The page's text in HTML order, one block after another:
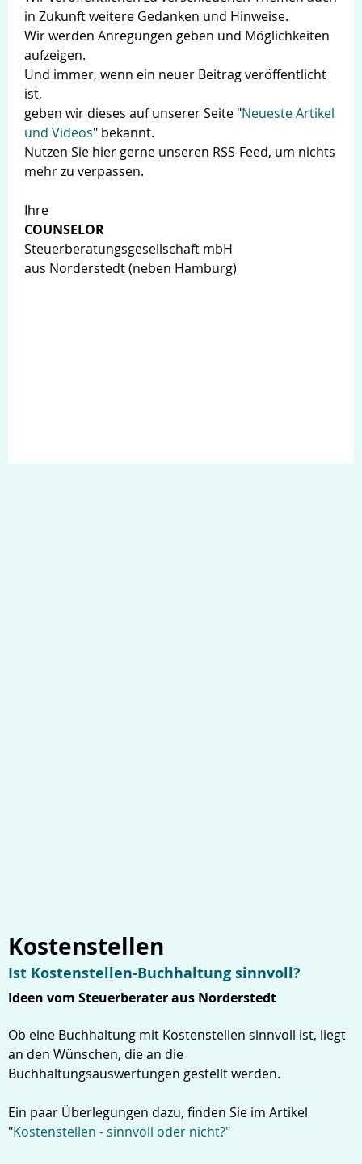
in Zukunft weitere Gedanken und Hinweise.
Wir werden Anregungen geben und Möglichkeiten
aufzeigen.
Und immer, wenn ein neuer Beitrag veröffentlicht
ist,
geben wir dieses auf unserer Seite "Neueste Artikel
und Videos" bekannt.
Nutzen Sie hier gerne unseren RSS-Feed, um nichts
mehr zu verpassen.
Ihre
COUNSELOR
Steuerberatungsgesellschaft mbH
aus Norderstedt (neben Hamburg)
Kostenstellen
Ist Kostenstellen-Buchhaltung sinnvoll?
Ideen vom Steuerberater aus Norderstedt
Ob eine Buchhaltung mit Kostenstellen sinnvoll ist, liegt
an den Wünschen, die an die
Buchhaltungsauswertungen gestellt werden.
Ein paar Überlegungen dazu, finden Sie im Artikel
"Kostenstellen - sinnvoll oder nicht?"